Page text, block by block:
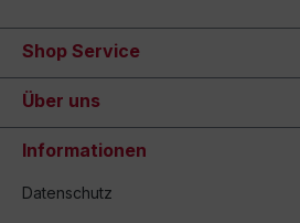
Shop Service
Über uns
Informationen
Datenschutz